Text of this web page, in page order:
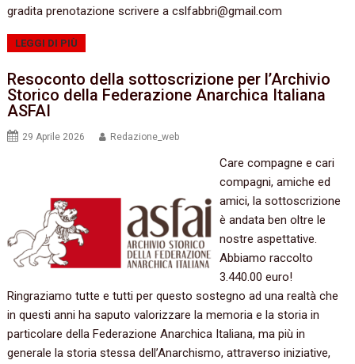
gradita prenotazione scrivere a cslfabbri@gmail.com
LEGGI DI PIÙ
Resoconto della sottoscrizione per l’Archivio
Storico della Federazione Anarchica Italiana
ASFAI
29 Aprile 2026 Redazione_web
Care compagne e cari
compagni, amiche ed
amici, la sottoscrizione
è andata ben oltre le
nostre aspettative.
Abbiamo raccolto
3.440.00 euro!
Ringraziamo tutte e tutti per questo sostegno ad una realtà che
in questi anni ha saputo valorizzare la memoria e la storia in
particolare della Federazione Anarchica Italiana, ma più in
generale la storia stessa dell’Anarchismo, attraverso iniziative,